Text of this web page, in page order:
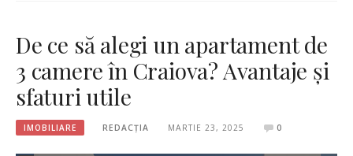
De ce să alegi un apartament de
3 camere în Craiova? Avantaje și
sfaturi utile
IMOBILIARE REDACȚIA MARTIE 23, 2025 0